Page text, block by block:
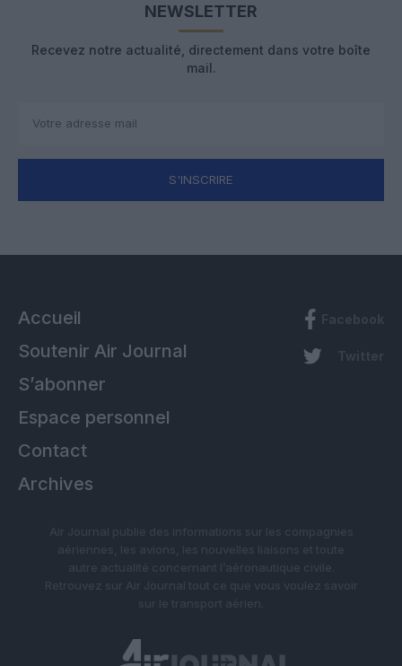
NEWSLETTER
Recevez notre actualité, directement dans votre boîte
mail.
S'INSCRIRE
Accueil
Soutenir Air Journal
S’abonner
Espace personnel
Contact
Archives